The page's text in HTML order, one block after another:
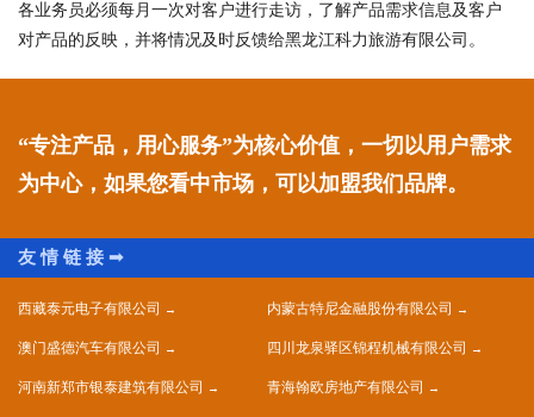
各业务员必须每月一次对客户进行走访，了解产品需求信息及客户
对产品的反映，并将情况及时反馈给黑龙江科力旅游有限公司。
“专注产品，用心服务”为核心价值，一切以用户需求
为中心，如果您看中市场，可以加盟我们品牌。
西藏泰元电子有限公司 内蒙古特尼金融股份有限公司
澳门盛德汽车有限公司 四川龙泉驿区锦程机械有限公司
河南新郑市银泰建筑有限公司 青海翰欧房地产有限公司